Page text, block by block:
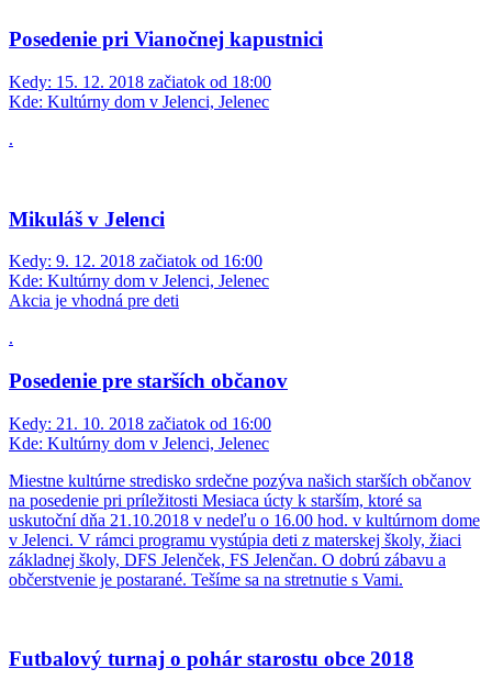
Posedenie pri Vianočnej kapustnici
Kedy: 15. 12. 2018 začiatok od 18:00
Kde: Kultúrny dom v Jelenci, Jelenec
.
Mikuláš v Jelenci
Kedy: 9. 12. 2018 začiatok od 16:00
Kde: Kultúrny dom v Jelenci, Jelenec
Akcia je vhodná pre deti
.
Posedenie pre starších občanov
Kedy: 21. 10. 2018 začiatok od 16:00
Kde: Kultúrny dom v Jelenci, Jelenec
Miestne kultúrne stredisko srdečne pozýva našich starších občanov
na posedenie pri príležitosti Mesiaca úcty k starším, ktoré sa
uskutoční dňa 21.10.2018 v nedeľu o 16.00 hod. v kultúrnom dome
v Jelenci. V rámci programu vystúpia deti z materskej školy, žiaci
základnej školy, DFS Jelenček, FS Jelenčan. O dobrú zábavu a
občerstvenie je postarané. Tešíme sa na stretnutie s Vami.
Futbalový turnaj o pohár starostu obce 2018